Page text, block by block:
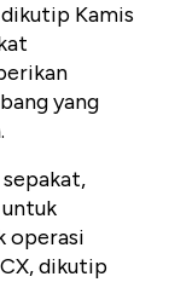
Kamis
yang
operasi
dikutip